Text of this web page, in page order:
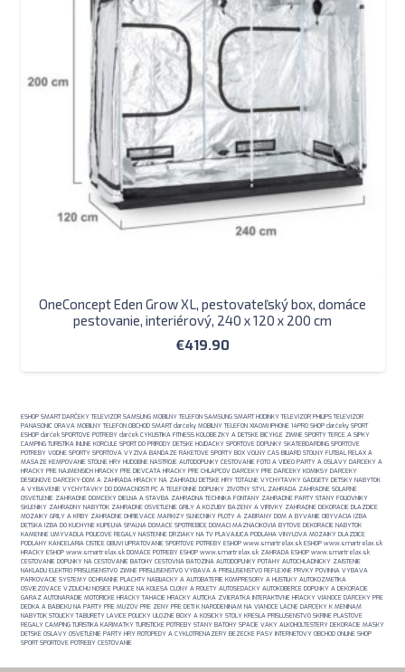
OneConcept Eden Grow XL, pestovateľský box, domáce
pestovanie, interiérový, 240 x 120 x 200 cm
€419.90
ESHOP SMART DARČEKY TELEVIZOR SAMSUNG MOBILNY TELEFON SAMSUNG SMART HODINKY TELEVIZOR PHILIPS TELEVIZOR
PANASONIC ORAVA MOBILNY TELEFON OBCHOD SMART darčeky MOBILNY TELEFON XIAOMI IPHONE 14PRO SHOP darčeky SPORT
ESHOP darček SPORTOVE POTREBY darček CYKLISTIKA FITNESS KOLOBEZKY A DETSKE BICYKLE ZIMNE SPORTY TERCE A SIPKY
CAMPING TURISTIKA INLINE KORCULE SPORT DO PRIRODY DETSKE HOJDACKY SPORTOVE DOPLNKY SKATEBOARDING SPORTOVE
POTREBY VODNE SPORTY SPORTOVA VYZIVA BANDAZE RAKETOVE SPORTY BOX VOLNY CAS BILIARD STOLNY FUTBAL RELAX A
MASAZE KEMPOVANIE STOLNE HRY HUDOBNE NASTROJE AUTODOPLNKY CESTOVANIE FOTO A VIDEO PARTY A OSLAVY DARCEKY A
HRACKY PRE NAJMENSICH HRACKY PRE DIEVCATA HRACKY PRE CHLAPCOV DARCEKY PRE DARCEKY KOMIKSY DARCEKY
DESIGNOVE DARCEKY-DOM A ZAHRADA HRACKY NA ZAHRADU DETSKE HRY TOTALNE VYCHYTAVKY GADGETY DETSKY NABYTOK
A VYBAVENIE VYCHYTAVKY DO DOMACNOSTI PC A TELEFONNE DOPLNKY ZIVOTNY STYL ZAHRADA ZAHRADNE SOLARNE
OSVETLENIE ZAHRADNE DOMCEKY DIELNA A STAVBA ZAHRADNA TECHNIKA FONTANY ZAHRADNE PARTY STANY FOLIOVNIKY
SKLENIKY ZAHRADNY NABYTOK ZAHRADNE OSVETLENIE GRILY A KOZUBY BAZENY A VIRIVKY ZAHRADNE DEKORACIE DLAZDICE
MOZAIKY GRILY A KRBY ZAHRADNE OHRIEVACE MARKIZY SLNECNIKY PLOTY A ZABRANY DOM A BYVANIE OBYVACIA IZBA
DETSKA IZBA DO KUCHYNE KUPELNA SPALNA DOMACE SPOTREBICE DOMACI MAZNACIKOVIA BYTOVE DEKORACIE NABYTOK
KAMENNE UMYVADLA POLICOVE REGALY NASTENNE DRZIAKY NA TV PLAVAJUCA PODLAHA VINYLOVA MOZAIKY DLAZDICE
PODLAHY KANCELARIA CISTICE OBUVI UPRATOVANIE SPORTOVE POTREBY ESHOP www.smartrelax.sk ESHOP www.smartrelax.sk
HRACKY ESHOP www.smartrelax.sk DOMACE POTREBY ESHOP www.smartrelax.sk ZAHRADA ESHOP www.smartrelax.sk
CESTOVANIE DOPLNKY NA CESTOVANIE BATOHY CESTOVNA BATOZINA AUTODOPLNKY POTAHY AUTOCHLADNICKY ZAISTENIE
NAKLADU ELEKTRO PRISLUSENSTVO ZIMNE PRISLUSENSTVO VYBAVA A PRISLUSENSTVO REFLEXNE PRVKY POVINNA VYBAVA
PARKOVACIE SYSTEMY OCHRANNE PLACHTY NABIJACKY A AUTOBATERIE KOMPRESORY A HUSTILKY AUTOKOZMETIKA
OSVIEZOVACE VZDUCHU NOSICE PUKLICE NA KOLESA CLONY A ROLETY AUTOSEDACKY AUTOKOBERCE DOPLNKY A DEKORACIE
GARAZ AUTONARADIE MOTORICKE HRACKY TAHACIE HRACKY AUTICKA ZVIERATKA INTERAKTIVNE HRACKY VIANOCE DARCEKY PRE
DEDKA A BABICKU NA PARTY PRE MUZOV PRE ZENY PRE DETI K NARODENINAM NA VIANOCE LACNE DARCEKY K MENINAM
NABYTOK STOLICKY TABURETY LAVICE POLICKY ULOZNE BOXY A KOSICKY STOLY KRESLA PRISLUSENSTVO SKRINE PLASTOVE
REGALY CAMPING TURISTIKA KARIMATKY TURISTICKE POTREBY STANY BATOHY SPACIE VAKY ALKOHOLTESTERY DEKORACIE MASKY
DETSKE OSLAVY OSVETLENIE PARTY HRY ROTOPEDY A CYKLOTRENAZERY BEZECKE PASY INTERNETOVY OBCHOD ONLINE SHOP
SPORT SPORTOVE POTREBY CESTOVANIE